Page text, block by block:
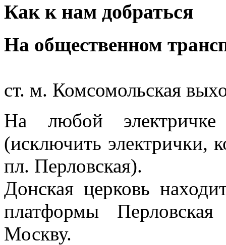
Как к нам добраться
На общественном
ст. м. Комсомольская
На любой
(исключить электрички,
пл. Перловская).
Донская церковь
платформы
Москву.